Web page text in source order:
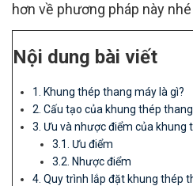
hơn về phương pháp này
Nội dung bài viết
1. Khung thép thang máy là gì?
2. Cấu tạo của khung thép
3. Ưu và nhược điểm của khung
3.1. Ưu điểm
3.2. Nhược điểm
4. Quy trình lắp đặt khung thép